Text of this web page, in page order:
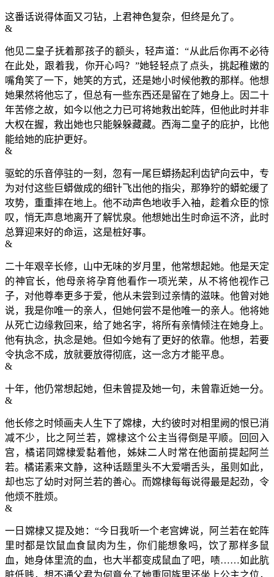
这番话说得体面又刁钻，上君神色复杂，但终是允了。
&
他见二皇子抚着那孩子的额头，轻声道：“从此后你再不必待
在此处，跟着我，你开心吗？”她轻轻点了点头，挑起稚嫩的
嘴角笑了一下，她笑的方式，还是她小时候他教的那样。他想
她果然将他忘了，但总有一些东西还是留在了她身上。因二十
年苦修之故，如今以他之力已可将她救出蛇阵，但他此时并非
大权在握，救出她也只能躲躲藏藏。西海二皇子的庇护，比他
能给她的庇护更好。
&
驱蛇的乐音停驻的一刻，忽有一尾巨蟒扬起利齿铲向云中，专
为对付这些巨蟒做成的细针飞出他的指尖，那狰狞的蟒蛇缓了
攻势，重重摔在地上。他不动声色地收手入袖，趁着众臣的惊
叹，悄无声息地离开了解忧泉。他想她出生时命运不济，此时
总算迎来好的命运，这是桩好事。
&
二十年艰辛长修，山中无味的岁月里，他常想起她。他是天定
的神官长，他母亲将孕育他看作一项光荣，从不将他视作己
子，对他尊奉更多于爱，他从未尝到过亲情的滋味。他曾对她
说，我是你唯一的亲人，但她何尝不是他唯一的亲人。他将她
从死亡边缘救回来，给了她名字，将所有亲情倾注在她身上。
他有执念，执念是她。但如今她有了更好的依靠。他想，若要
令执念不成，放就要放得彻底，这一念方才能平息。
&
十年，他仍常想起她，但未曾提及她一句，未曾靠近她一分。
&
他长修之时倾画夫人生下了嫦棣，大约彼时对相里阙的恨已消
减不少，比之阿兰若，嫦棣这个公主当得倒是平顺。回回入
宫，橘诺同嫦棣爱黏着他，姊妹二人时常在他面前提起阿兰
若。橘诺素来文静，这种话题里头不大爱嚼舌头，虽则如此，
却也忘了幼时对阿兰若的善心。而嫦棣每每说得最是起劲，令
他烦不胜烦。
&
一日嫦棣又提及她：“今日我听一个老宫婢说，阿兰若在蛇阵
里时都是饮鼠血食鼠肉为生，你们能想象吗，饮了那样多鼠
血，她身体里流的血，也大半都变成鼠血了吧，啧……如此肮
脏低贱，想不通父君为何竟允了她重回族里还坐上公主之位，